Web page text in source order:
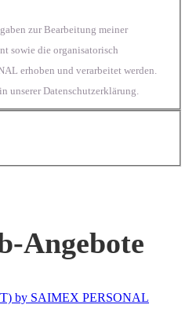
zur Bearbeitung meiner
Weitere Informationen finden Sie in unserer Datenschutzerklärung.
Angebote